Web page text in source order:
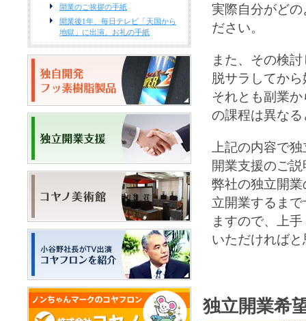
実際自分がど
ださい。
また、その検
脱サラしてか
それとも副業
の課程は異な
上記の内容で
開業支援のご
弊社の独立開
立開業するま
ますので、上
いただければ
独立開業希
開業のご挨拶の手紙
開業後1年、毎日テレビ「天国から
地獄」に出演。お礼の手紙